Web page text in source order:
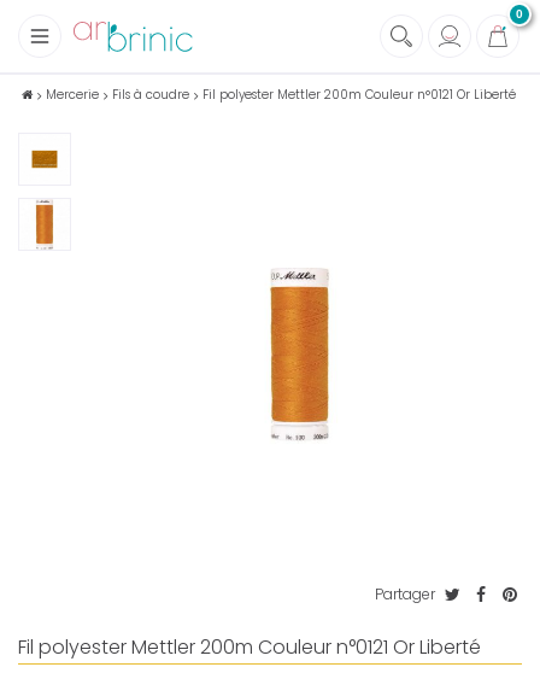
0
+
Tissus
Soins et Santé au naturel
Maison écologique
Lectures
Mercerie Fils à coudre Fil polyester Mettler 200m Couleur n°0121 Or Liberté
Partager
Fil polyester Mettler 200m Couleur n°0121 Or Liberté